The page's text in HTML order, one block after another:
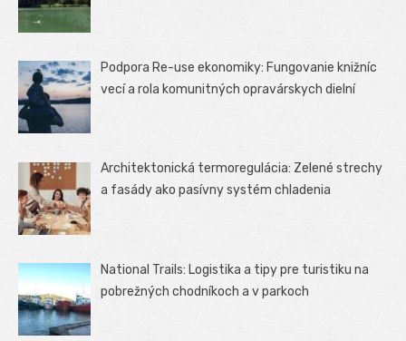
Podpora Re-use ekonomiky: Fungovanie knižníc
vecí a rola komunitných opravárskych dielní
Architektonická termoregulácia: Zelené strechy
a fasády ako pasívny systém chladenia
National Trails: Logistika a tipy pre turistiku na
pobrežných chodníkoch a v parkoch